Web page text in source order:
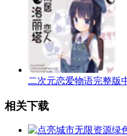
二次元恋爱物语完整版
相关下载